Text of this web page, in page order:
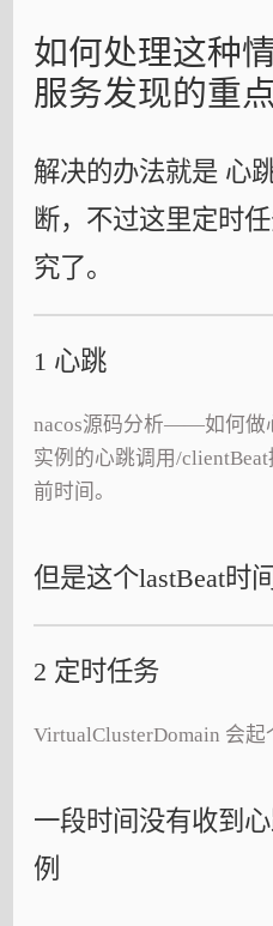
如何处理这种
服务发现的重点
解决的办法就是 心
断，不过这里定时
究了。
1 心跳
nacos源码分析——如何做
实例的心跳调用/
前时间。
但是这个lastBeat时
2 定时任务
VirtualClusterDomain 会起
一段时间没有收到
例